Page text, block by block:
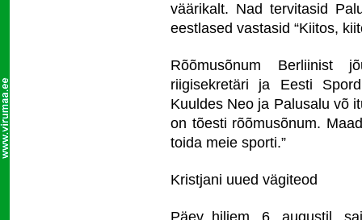
väärikalt. Nad tervitasid
eestlased vastasid “Kiitos,
Rõõmusõnum Berliinist
riigisekretäri ja Eesti
Kuuldes Neo ja Palusalu võ
on tõesti rõõmusõnum.
toida meie sporti.”
Kristjani uued vägiteod
Päev hiljem, 6. augustil,